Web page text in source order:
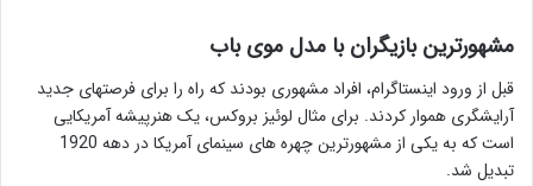
مشهورترین بازیگران با مدل موی باب
قبل از ورود اینستاگرام، افراد مشهوری بودند که راه را برای فرصتهای جدید
آرایشگری هموار کردند. برای مثال لوئیز بروکس، یک هنرپیشه آمریکایی
است که به یکی از مشهورترین چهره های سینمای آمریکا در دهه 1920
تبدیل شد.